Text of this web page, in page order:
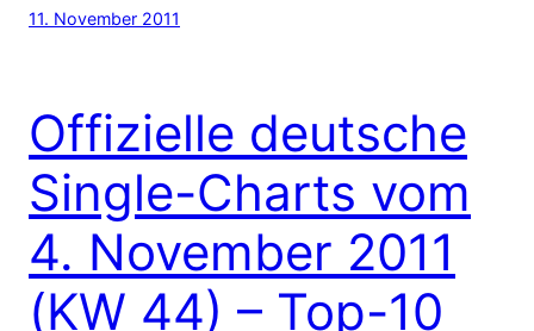
11. November 2011
Offizielle deutsche
Single-Charts vom
4. November 2011
(KW 44) – Top-10